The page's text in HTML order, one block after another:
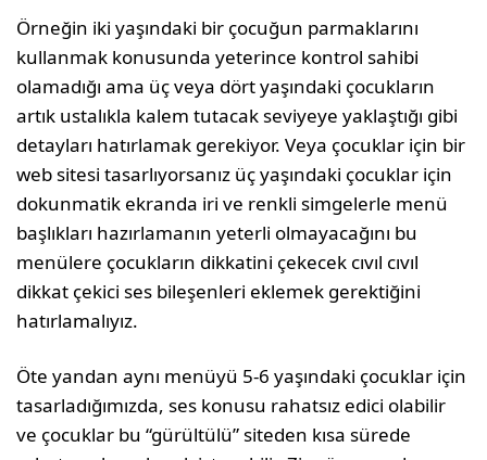
Örneğin iki yaşındaki bir çocuğun parmaklarını
kullanmak konusunda yeterince kontrol sahibi
olamadığı ama üç veya dört yaşındaki çocukların
artık ustalıkla kalem tutacak seviyeye yaklaştığı gibi
detayları hatırlamak gerekiyor. Veya çocuk­lar için bir
web sitesi tasarlıyorsanız üç yaşındaki çocuklar için
dokunmatik ekranda iri ve renkli simgelerle menü
başlıkları hazırlamanın yeterli olmayacağını bu
menülere çocukların dikkatini çekecek cıvıl cıvıl
dikkat çekici ses bileşenleri ek­lemek gerektiğini
hatırlamalıyız.
Öte yandan aynı menüyü 5-6 yaşındaki çocuklar için
tasarladığımızda, ses konusu rahatsız edici olabilir
ve çocuklar bu “gürültülü” siteden kısa sürede